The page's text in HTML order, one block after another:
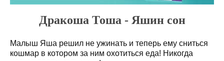
Дракоша Тоша - Яшин сон
Малыш Яша решил не ужинать и теперь ему сниться
кошмар в котором за ним охотиться еда! Никогда